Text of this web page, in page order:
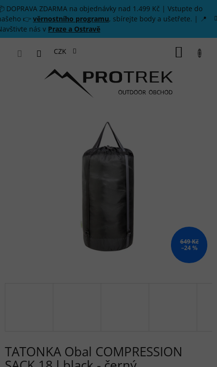
Přejít na obsah
DOPRAVA ZDARMA na objednávky nad 1.499 Kč | Vstupte do
👉 věrnostního programu, sbírejte body a ušetřete. | 📍
nás v Praze a Ostravě
CZK
649 Kč
–24 %
TATONKA Obal COMPRESSION